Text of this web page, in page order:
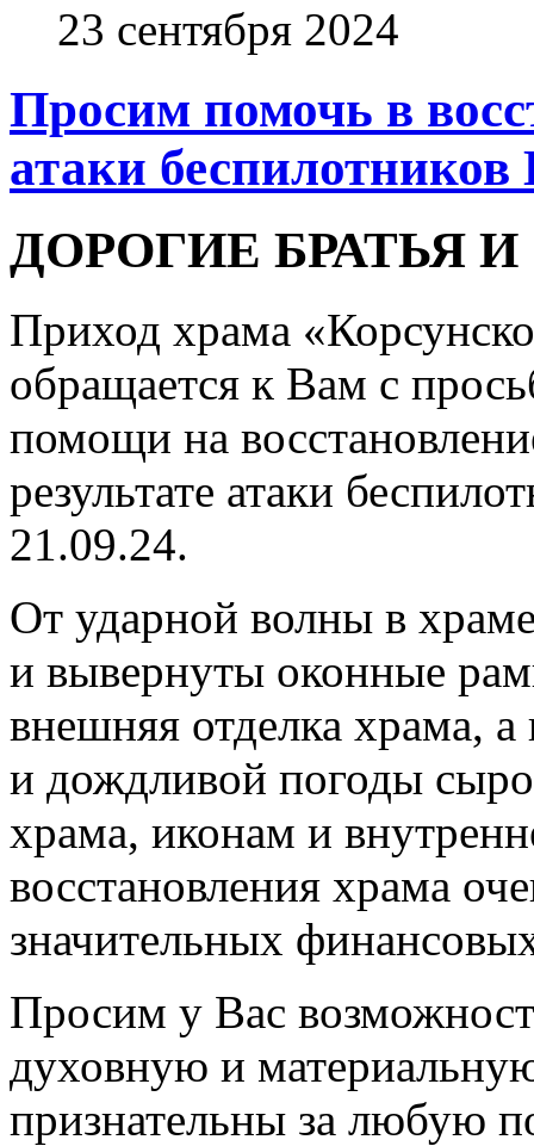
23 сентября 2024
Просим помочь в
атаки
ДОРОГИЕ БРАТЬЯ
Приход храма
обращается к Вам с
помощи на
результате атаки
21.09.24.
От ударной волны в
и вывернуты оконные
внешняя отделка храма, а
и дождливой погоды
храма, иконам и
восстановления храма
значительных
Просим у Вас
духовную и
признательны за любую